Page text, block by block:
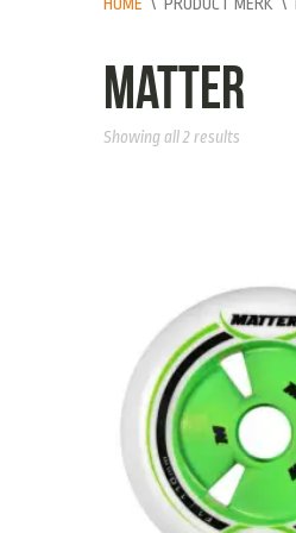
HOME \ PRODUCT MERK \
matter
Showing all 2 results